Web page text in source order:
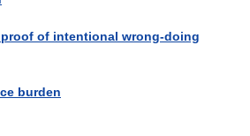
proof of intentional wrong-doing
burden